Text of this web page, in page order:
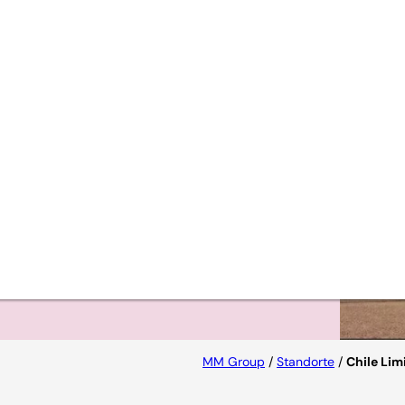
MM Group / Standorte / Chile